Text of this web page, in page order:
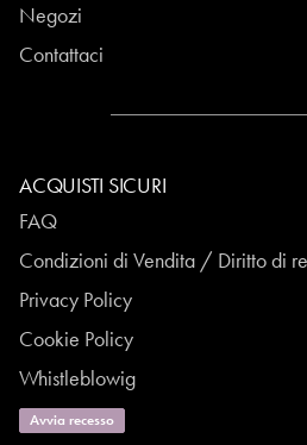
Negozi
Contattaci
ACQUISTI SICURI
FAQ
Condizioni di Vendita / Diritto di
Privacy Policy
Cookie Policy
Whistleblowig
Avvia recesso